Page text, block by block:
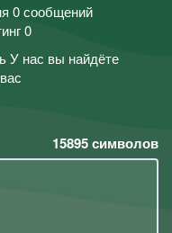
0 сообщений
0
У нас вы найдёте
15895символов